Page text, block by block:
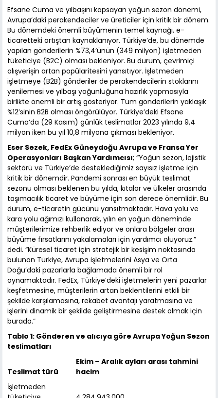
Efsane Cuma ve yılbaşını kapsayan yoğun sezon dönemi,
Avrupa’daki perakendeciler ve üreticiler için kritik bir dönem.
Bu dönemdeki önemli büyümenin temel kaynağı, e-
ticaretteki artıştan kaynaklanıyor. Türkiye’de, bu dönemde
yapılan gönderilerin %73,4’ünün (349 milyon) işletmeden
tüketiciye (B2C) olması bekleniyor. Bu durum, çevrimiçi
alışverişin artan popülaritesini yansıtıyor. İşletmeden
işletmeye (B2B) gönderiler de perakendecilerin stoklarını
yenilemesi ve yılbaşı yoğunluğuna hazırlık yapmasıyla
birlikte önemli bir artış gösteriyor. Tüm gönderilerin yaklaşık
%12’sinin B2B olması öngörülüyor. Türkiye’deki Efsane
Cuma’da (29 Kasım) günlük teslimatlar 2023 yılında 9,4
milyon iken bu yıl 10,8 milyona çıkması bekleniyor.
Eser Sezek, FedEx Güneydoğu Avrupa ve Fransa Yer
Operasyonları Başkan Yardımcısı; “Yoğun sezon, lojistik
sektörü ve Türkiye’de desteklediğimiz sayısız işletme için
kritik bir dönemdir. Pandemi sonrası en büyük teslimat
sezonu olması beklenen bu yılda, kıtalar ve ülkeler arasında
taşımacılık ticaret ve büyüme için son derece önemlidir. Bu
durum, e-ticaretin gücünü yansıtmaktadır. Hava yolu ve
kara yolu ağımızı kullanarak, yılın en yoğun döneminde
müşterilerimize rehberlik ediyor ve onlara bölgeler arası
büyüme fırsatlarını yakalamaları için yardımcı oluyoruz.”
dedi. “Küresel ticaret için stratejik bir kesişim noktasında
bulunan Türkiye, Avrupa işletmelerini Asya ve Orta
Doğu’daki pazarlarla bağlamada önemli bir rol
oynamaktadır. FedEx, Türkiye’deki işletmelerin yeni pazarlar
keşfetmesine, müşterilerin artan beklentilerini etkili bir
şekilde karşılamasına, rekabet avantajı yaratmasına ve
işlerini dinamik bir şekilde geliştirmesine destek olmak için
burada.”
Tablo 1: Gönderen ve alıcıya göre Avrupa Yoğun Sezon
teslimatları
Teslimat türü
Ekim – Aralık ayları arası tahmini
hacim
İşletmeden